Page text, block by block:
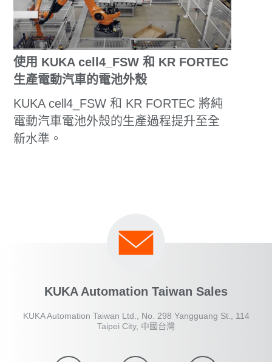
使用 KUKA cell4_FSW 和 KR FORTEC
生產電動汽車的電池外殼
KUKA cell4_FSW 和 KR FORTEC 將純
電動汽車電池外殼的生產過程提升至全
新水準。
KUKA Automation Taiwan Sales
KUKA Automation Taiwan Ltd., No. 298 Yangguang St., 114
Taipei City, 中國台灣